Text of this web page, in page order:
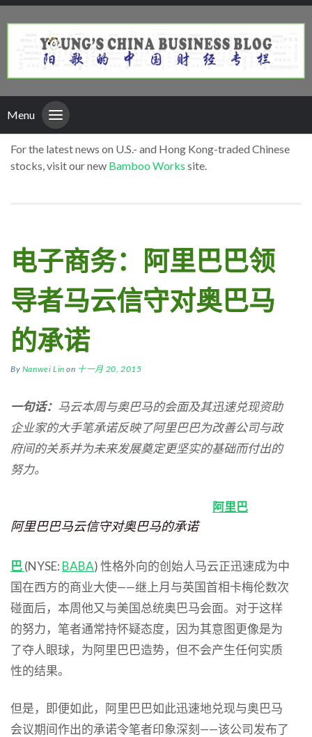
Menu
For the latest news on U.S.- and Hong Kong-traded Chinese
stocks, visit our new Bamboo Works site.
电子商务：阿里巴巴领
导者马云信守对奥巴马
的承诺
By Nanwei Lin on 十一月 20, 2015
一句话： 马云本周与奥巴马的会面及其迅速兑现资助
企业家的大手笔承诺反映了阿里巴巴为改善公司与政
府间的关系并为未来发展奠定更坚实的基础而付出的
努力。
阿里巴巴马云信守对奥巴马的承诺
阿里巴
巴(NYSE: BABA) 性格外向的创始人马云正迅速成为中
国在西方的商业大使——继上月与英国首相卡梅伦数次
碰面后，本周他又与美国总统奥巴马会面。对于这样
的努力，笔者通常持怀疑态度，因为其意图更像是为
了夺人眼球，为阿里巴巴造势，但不会产生任何实质
性的结果。
但是，即便如此，阿里巴巴如此迅速地兑现与奥巴马
会议期间作出的承诺令笔者印象深刻——该公司发布了